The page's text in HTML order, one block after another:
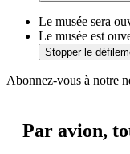
Le musée sera
Le musée est
Stopper le
Abonnez-vous à notre
Par avion,